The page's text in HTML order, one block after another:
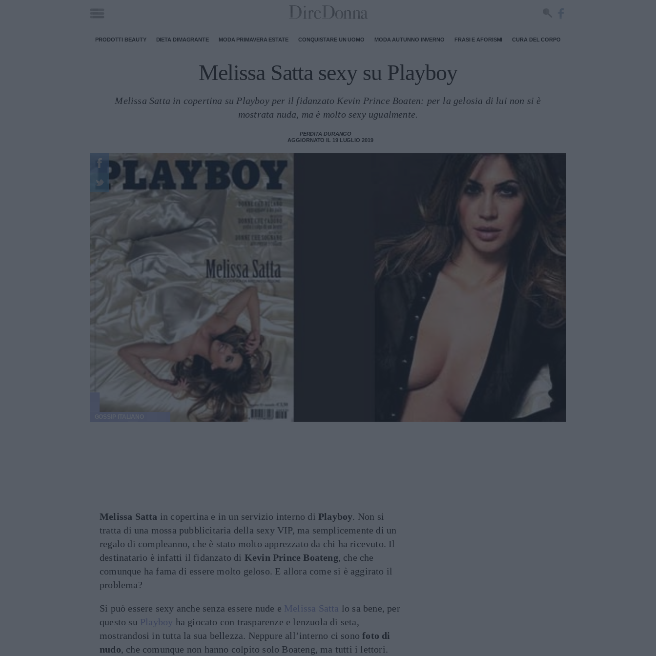
PRODOTTI BEAUTY DIETA DIMAGRANTE MODA PRIMAVERA ESTATE CONQUISTARE UN UOMO MODA AUTUNNO INVERNO FRASI E AFORISMI CURA DEL CORPO
Melissa Satta sexy su Playboy
Melissa Satta in copertina su Playboy per il fidanzato Kevin Prince Boaten: per la gelosia di lui non si è
mostrata nuda, ma è molto sexy ugualmente.
PERDITA DURANGO
AGGIORNATO IL 19 LUGLIO 2019
Melissa Satta in copertina e in un servizio interno diPlayboy. Non si
tratta di una mossa pubblicitaria della sexy VIP, ma semplicemente di un
regalo di compleanno, che è stato molto apprezzato da chi ha ricevuto. Il
destinatario è infatti il fidanzato di Kevin Prince Boateng, che che
comunque ha fama di essere molto geloso. E allora come si è aggirato il
problema?
Si può essere sexy anche senza essere nude e Melissa Satta lo sa bene, per
questo su Playboy ha giocato con trasparenze e lenzuola di seta,
mostrandosi in tutta la sua bellezza. Neppure all’interno ci sonofoto di
nudo, che comunque non hanno colpito solo Boateng, ma tutti i lettori.